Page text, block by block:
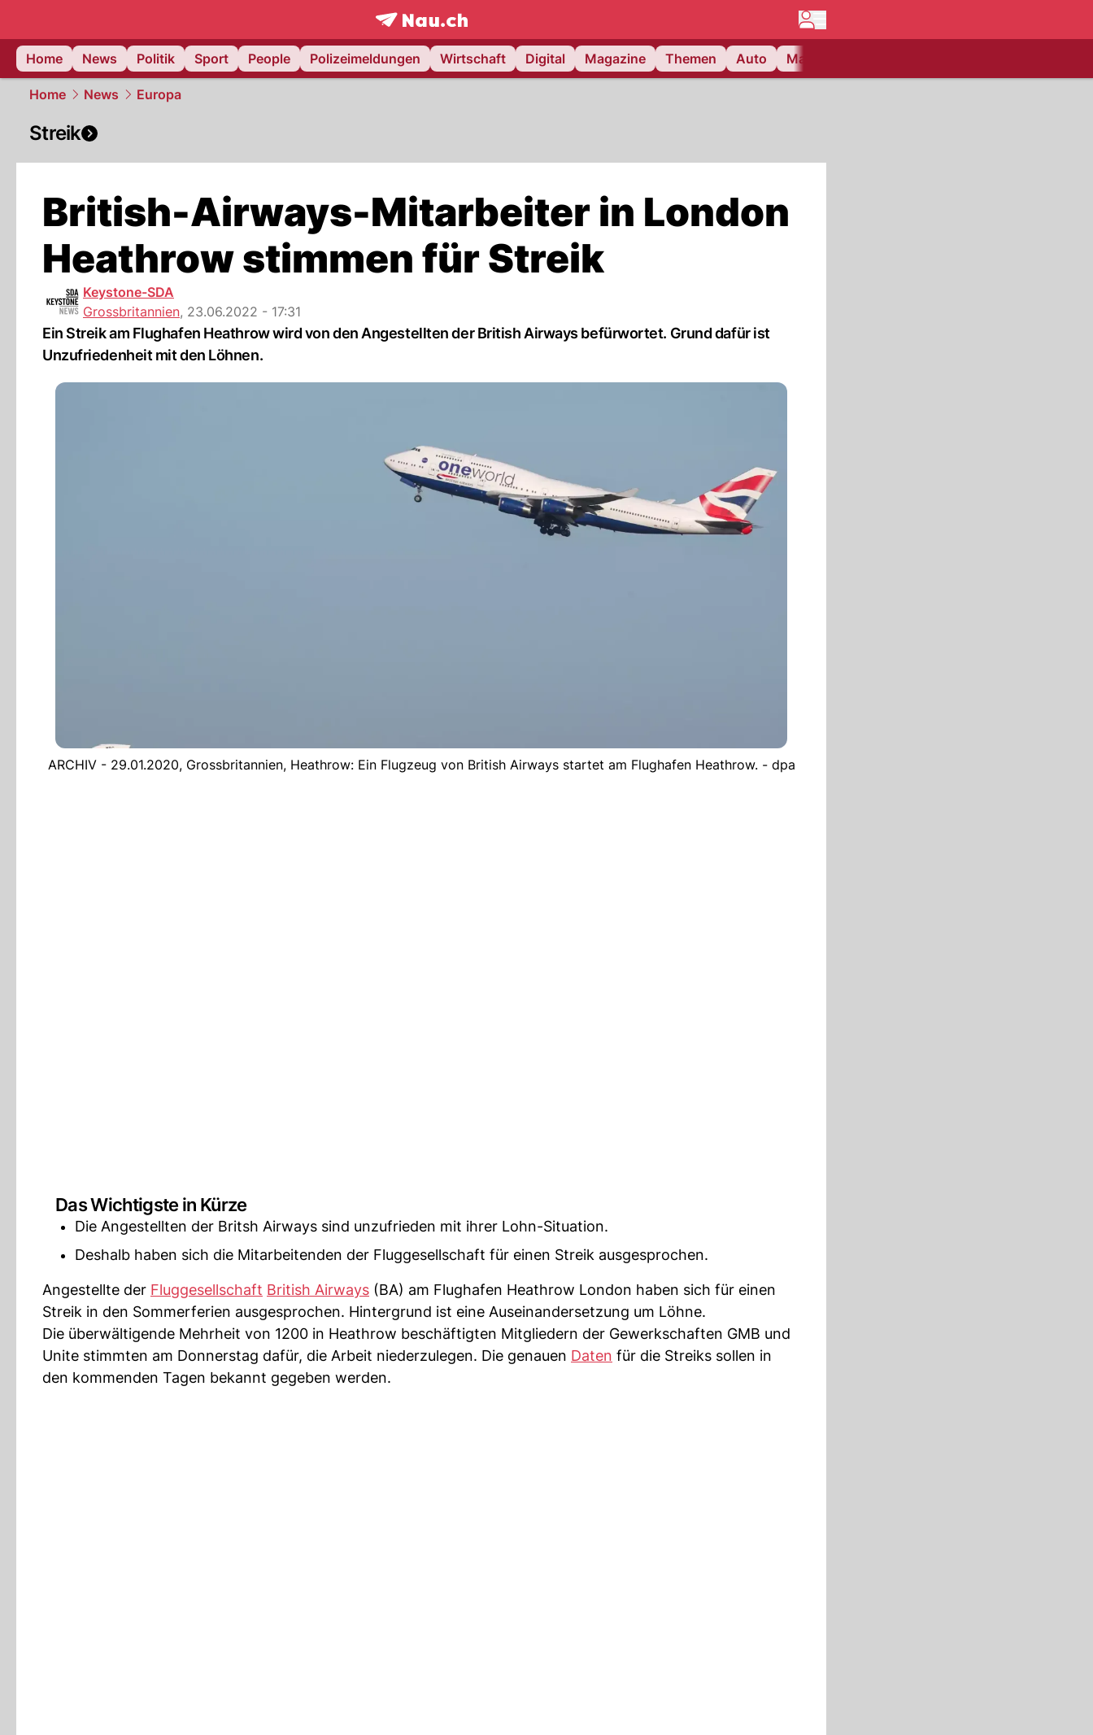
frontpage.NAU.ch
Home
News Politik Sport People Polizeimeldungen Wirtschaft Digital Magazine Themen Auto Matchcenter
Home News Europa
Streik
British-Airways-Mitarbeiter in London
Heathrow stimmen für Streik
Keystone-SDA
Grossbritannien, 23.06.2022 - 17:31
Ein Streik am Flughafen Heathrow wird von den Angestellten der British Airways befürwortet. Grund dafür ist
Unzufriedenheit mit den Löhnen.
ARCHIV - 29.01.2020, Grossbritannien, Heathrow: Ein Flugzeug von British Airways startet am Flughafen Heathrow. - dpa
Das Wichtigste in Kürze
Die Angestellten der Britsh Airways sind unzufrieden mit ihrer Lohn-Situation.
Deshalb haben sich die Mitarbeitenden der Fluggesellschaft für einen Streik ausgesprochen.
Angestellte der Fluggesellschaft British Airways (BA) am Flughafen Heathrow London haben sich für einen
Streik in den Sommerferien ausgesprochen. Hintergrund ist eine Auseinandersetzung um Löhne.
Die überwältigende Mehrheit von 1200 in Heathrow beschäftigten Mitgliedern der Gewerkschaften GMB und
Unite stimmten am Donnerstag dafür, die Arbeit niederzulegen. Die genauen Daten für die Streiks sollen in
den kommenden Tagen bekannt gegeben werden.